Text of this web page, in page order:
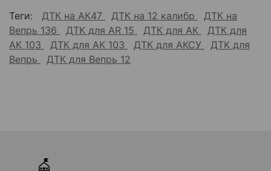
Теги: ДТК на АК47 ДТК на 12 калибр
ДТК на
Вепрь 136
ДТК для AR 15 ДТК для АК
ДТК для
АК 103
ДТК для АК 103 ДТК для АКСУ
ДТК для
Вепрь
ДТК для Вепрь 12